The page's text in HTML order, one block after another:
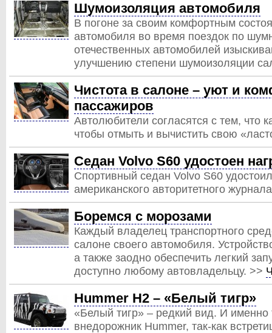
Шумоизоляция автомобиля
В погоне за своим комфортным
автомобиля во время поездок по
отечественных автомобилей
улучшению степени шумоизоляции
Чистота в салоне – уют и
пассажиров
Автолюбители согласятся с тем, что
чтобы отмыть и вычистить свою
Седан Volvo S60 удостоен
Спортивный седан Volvo S60
американского авторитетного
Боремся с морозами
Каждый владелец транспортного
салоне своего автомобиля.
а также заодно обеспечить легкий
доступно любому автовладельцу. >>
Hummer H2 – «Белый тигр»
«Белый тигр» – редкий вид. И именно
внедорожник Hummer, так-как